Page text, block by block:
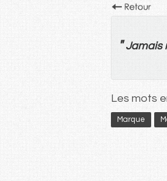
" Jamais
Les mots
Marque